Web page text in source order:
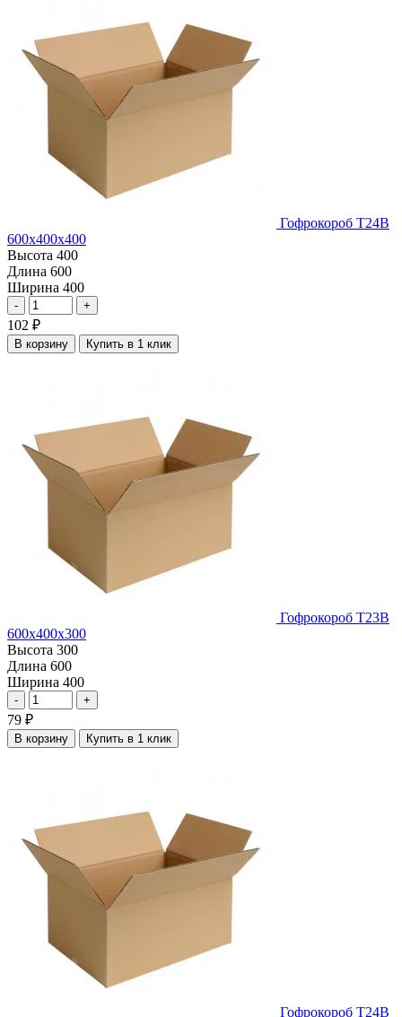
Гофрокороб Т24В
600х400х400
Высота 400
Длина 600
Ширина 400
- +
102 ₽
В корзину Купить в 1 клик
Гофрокороб Т23В
600х400х300
Высота 300
Длина 600
Ширина 400
- +
79 ₽
В корзину Купить в 1 клик
Гофрокороб Т24В